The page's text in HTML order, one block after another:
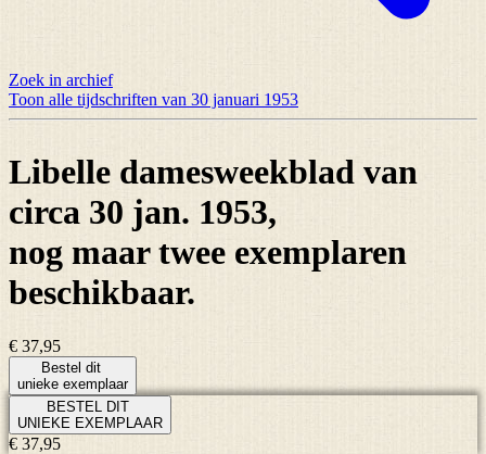
Zoek in archief
Toon alle tijdschriften van 30 januari 1953
Libelle damesweekblad van
circa 30 jan. 1953,
nog maartwee exemplaren
beschikbaar.
€ 37,95
Bestel dit
unieke exemplaar
BESTEL DIT
UNIEKE EXEMPLAAR
€ 37,95